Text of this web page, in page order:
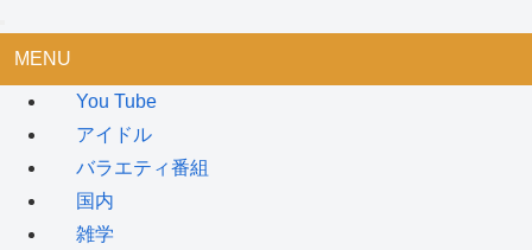
MENU
You Tube
アイドル
バラエティ番組
国内
雑学